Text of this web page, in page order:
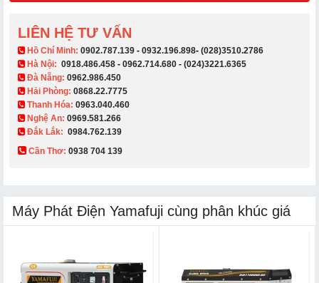
LIÊN HỆ TƯ VẤN
​ Hồ Chí Minh: 0902.787.139 - 0932.196.898- (028)3510.2786
Hà Nội: 0918.486.458 - 0962.714.680 - (024)3221.6365
Đà Nẵng: 0962.986.450
Hải Phòng: 0868.22.7775
Thanh Hóa: 0963.040.460
Nghệ An: 0969.581.266
Đắk Lắk: 0984.762.139
Cần Thơ: 0938 704 139​
Máy Phát Điện Yamafuji cùng phân khúc giá